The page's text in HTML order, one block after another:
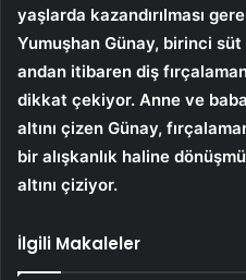
yaşlarda kazandırılması
Yumuşhan Günay, birinci
andan itibaren diş
dikkat çekiyor. Anne ve
altını çizen Günay,
bir alışkanlık haline
altını çiziyor.
İlgili Makaleler